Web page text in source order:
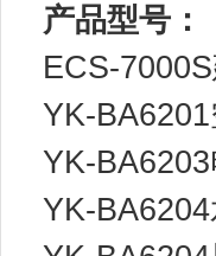
产品型号：
ECS-
YK-
YK-
YK-